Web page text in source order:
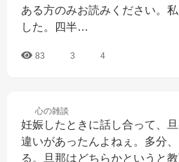
ある方のみお読みください。
した。四半…
83 3 4
心の雑談
妊娠したときに話し合って、
違いがあったんよねぇ。多分
る。旦那はどちらかというと